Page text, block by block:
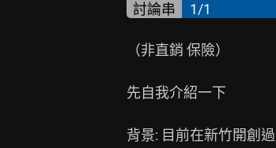
討論串 1/1
（非直銷 保險）
先自我介紹一下
背景: 目前在新竹開創